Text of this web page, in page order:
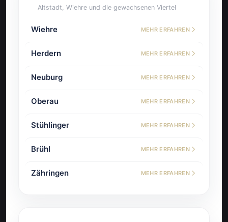
Altstadt, Wiehre und die gewachsenen Viertel
Wiehre MEHR ERFAHREN
Herdern MEHR ERFAHREN
Neuburg MEHR ERFAHREN
Oberau MEHR ERFAHREN
Stühlinger MEHR ERFAHREN
Brühl MEHR ERFAHREN
Zähringen MEHR ERFAHREN